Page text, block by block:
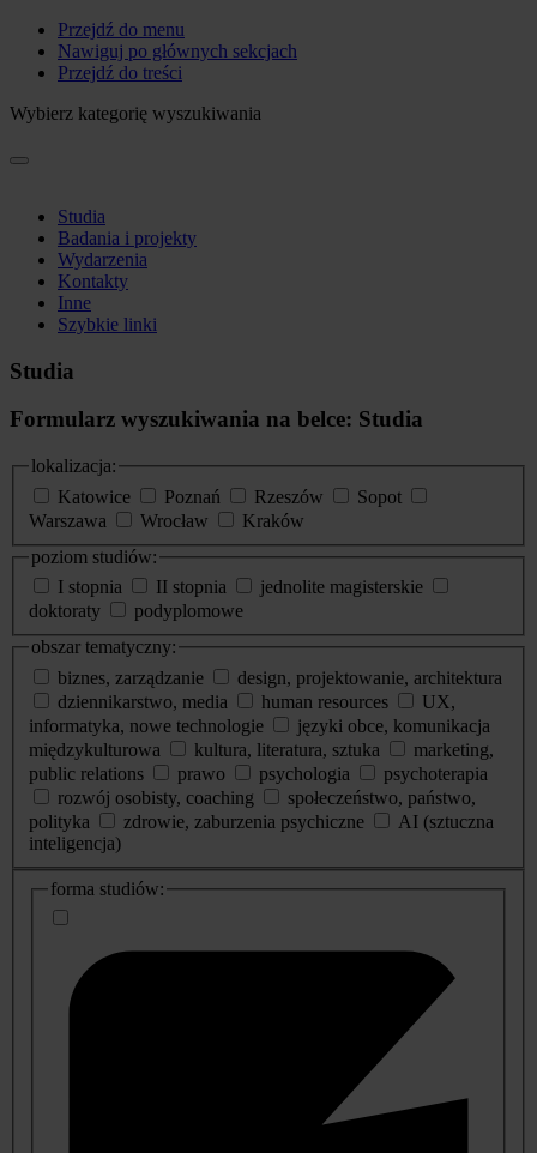
Przejdź do menu
Nawiguj po głównych sekcjach
Przejdź do treści
Wybierz kategorię wyszukiwania
Studia
Badania i projekty
Wydarzenia
Kontakty
Inne
Szybkie linki
Studia
Formularz wyszukiwania na belce: Studia
lokalizacja:
Katowice
Poznań Rzeszów
Sopot
Warszawa
Wrocław
Kraków
poziom studiów:
I stopnia
II stopnia
jednolite magisterskie
doktoraty
podyplomowe
obszar tematyczny:
biznes, zarządzanie
design, projektowanie, architektura
dziennikarstwo, media
human resources
UX,
informatyka, nowe technologie
języki obce, komunikacja
międzykulturowa
kultura, literatura, sztuka
marketing,
public relations
prawo psychologia
psychoterapia
rozwój osobisty, coaching
społeczeństwo, państwo,
polityka
zdrowie, zaburzenia psychiczne
AI (sztuczna
inteligencja)
dodatkowe
informacje
forma studiów: